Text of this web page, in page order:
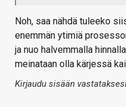
Noh, saa nähdä tuleeko
enemmän ytimiä
ja nuo halvemmalla
meinataan olla kärjessä
Kirjaudu sisään